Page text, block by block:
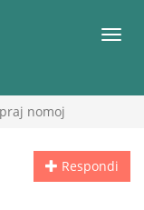
nomoj
Respondi